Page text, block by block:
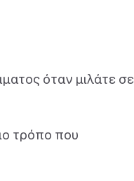
όταν μιλάτε σε
τρόπο που